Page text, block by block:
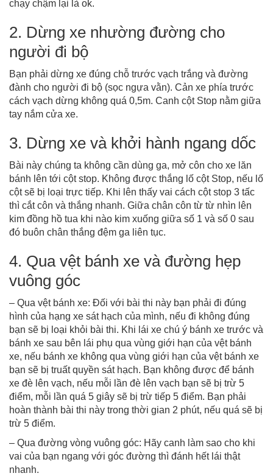
chạy chậm lại là ok.
2. Dừng xe nhường đường cho
người đi bộ
Bạn phải dừng xe đúng chỗ trước vạch trắng và đường
đành cho người đi bộ (sọc ngựa vằn). Cản xe phía trước
cách vạch dừng không quá 0,5m. Canh cột Stop nằm giữa
tay nắm cửa xe.
3. Dừng xe và khởi hành ngang dốc
Bài này chúng ta không cần dùng ga, mở côn cho xe lăn
bánh lên tới cột stop. Không được thắng lố cột Stop, nếu lố
cột sẽ bị loại trực tiếp. Khi lên thấy vai cách cột stop 3 tấc
thì cắt côn và thắng nhanh. Giữa chân côn từ từ nhìn lên
kim đồng hồ tua khi nào kim xuống giữa số 1 và số 0 sau
đó buôn chân thắng đệm ga liên tục.
4. Qua vệt bánh xe và đường hẹp
vuông góc
– Qua vệt bánh xe: Đối với bài thi này bạn phải đi đúng
hình của hạng xe sát hạch của mình, nếu đi không đúng
bạn sẽ bị loại khỏi bài thi. Khi lái xe chú ý bánh xe trước và
bánh xe sau bên lái phụ qua vùng giới hạn của vệt bánh
xe, nếu bánh xe không qua vùng giới hạn của vệt bánh xe
bạn sẽ bị truất quyền sát hạch. Bạn không được để bánh
xe đè lên vạch, nếu mỗi lần đè lên vạch bạn sẽ bị trừ 5
điểm, mỗi lần quá 5 giây sẽ bị trừ tiếp 5 điểm. Bạn phải
hoàn thành bài thi này trong thời gian 2 phút, nếu quá sẽ bị
trừ 5 điểm.
– Qua đường vòng vuông góc: Hãy canh làm sao cho khi
vai của bạn ngang với góc đường thì đánh hết lái thật
nhanh.